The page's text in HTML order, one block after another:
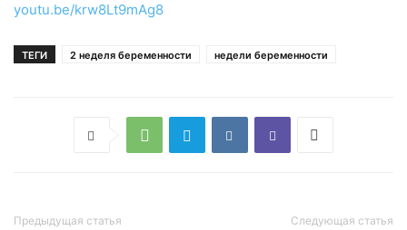
youtu.be/krw8Lt9mAg8
ТЕГИ 2 неделя беременности недели беременности
Предыдущая статья Следующая статья